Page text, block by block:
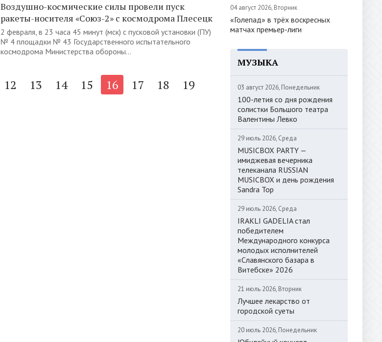
Воздушно-космические силы провели пуск
ракеты-носителя «Союз-2» с космодрома Плесецк
2 февраля, в 23 часа 45 минут (мск) с пусковой установки (ПУ)
№ 4 площадки № 43 Государственного испытательного
космодрома Министерства обороны...
12 13 14 15 16 17 18 19
04 август 2026, Вторник
«Голепад» в трёх воскресных
матчах премьер-лиги
МУЗЫКА
03 август 2026, Понедельник
100-летия со дня рождения
солистки Большого театра
Валентины Левко
29 июль 2026, Среда
MUSICBOX PARTY —
имиджевая вечерника
телеканала RUSSIAN
MUSICBOX и день рождения
Sandra Top
29 июль 2026, Среда
IRAKLI GADELIA стал
победителем
Международного конкурса
молодых исполнителей
«Славянского базара в
Витебске» 2026
21 июль 2026, Вторник
Лучшее лекарство от
городской суеты
20 июль 2026, Понедельник